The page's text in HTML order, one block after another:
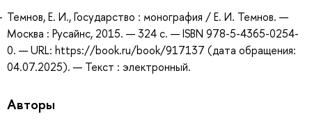
Темнов, Е. И., Государство : монография / Е. И. Темнов. —
Москва : Русайнс, 2015. — 324 с. — ISBN 978-5-4365-0254-
0. — URL: https://book.ru/book/917137 (дата обращения:
04.07.2025). — Текст : электронный.
Авторы